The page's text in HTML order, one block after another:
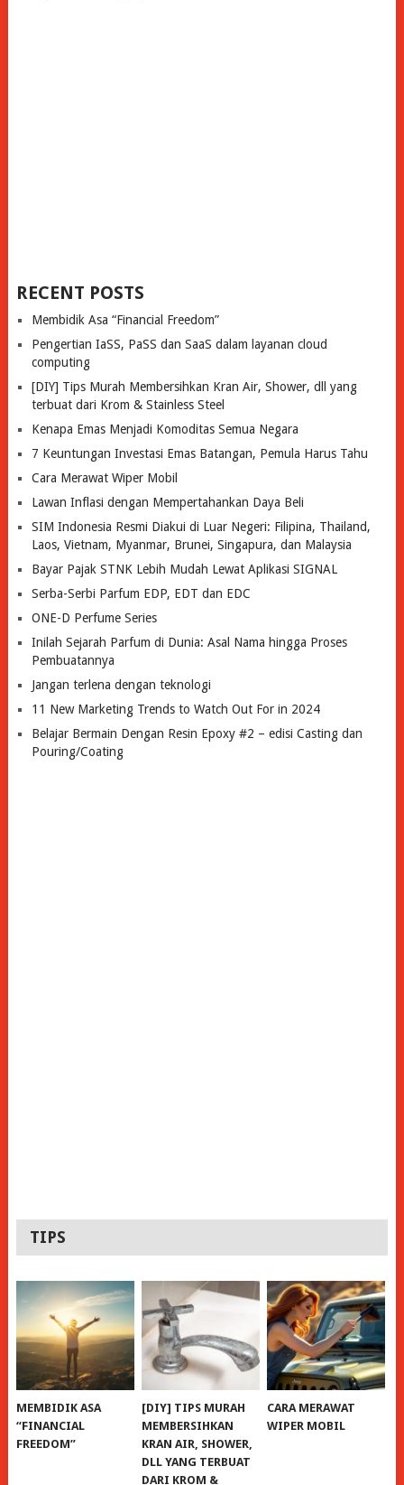
RECENT POSTS
Membidik Asa “Financial Freedom”
Pengertian IaSS, PaSS dan SaaS dalam layanan cloud
computing
[DIY] Tips Murah Membersihkan Kran Air, Shower, dll yang
terbuat dari Krom & Stainless Steel
Kenapa Emas Menjadi Komoditas Semua Negara
7 Keuntungan Investasi Emas Batangan, Pemula Harus Tahu
Cara Merawat Wiper Mobil
Lawan Inflasi dengan Mempertahankan Daya Beli
SIM Indonesia Resmi Diakui di Luar Negeri: Filipina, Thailand,
Laos, Vietnam, Myanmar, Brunei, Singapura, dan Malaysia
Bayar Pajak STNK Lebih Mudah Lewat Aplikasi SIGNAL
Serba-Serbi Parfum EDP, EDT dan EDC
ONE-D Perfume Series
Inilah Sejarah Parfum di Dunia: Asal Nama hingga Proses
Pembuatannya
Jangan terlena dengan teknologi
11 New Marketing Trends to Watch Out For in 2024
Belajar Bermain Dengan Resin Epoxy #2 – edisi Casting dan
Pouring/Coating
TIPS
MEMBIDIK ASA
“FINANCIAL
FREEDOM”
[DIY] TIPS MURAH
MEMBERSIHKAN
KRAN AIR, SHOWER,
DLL YANG TERBUAT
DARI KROM &
CARA MERAWAT
WIPER MOBIL